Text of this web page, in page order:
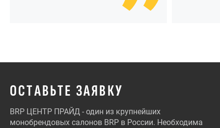
всем, у кого есть гидроцикл в
ОСТАВЬТЕ ЗАЯВКУ
BRP ЦЕНТР ПРАЙД - один из крупнейших
монобрендовых салонов BRP в России. Необходима